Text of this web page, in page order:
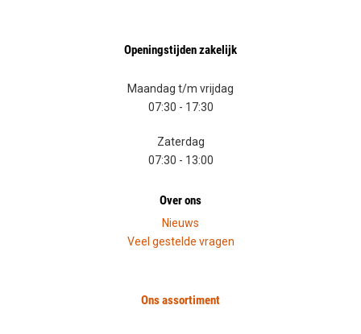
Openingstijden zakelijk
Maandag t/m vrijdag
07:30 - 17:30
Zaterdag
07:30 - 13:00
Over ons
Nieuws
Veel gestelde vragen
Ons assortiment